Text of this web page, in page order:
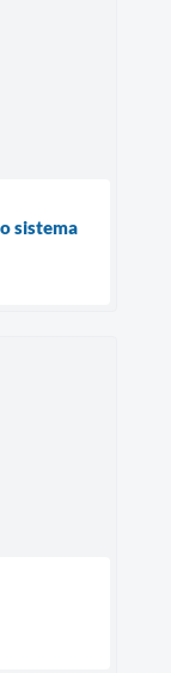
sistema